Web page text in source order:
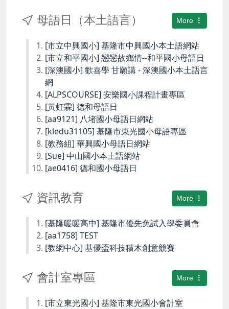
More
母語日（本土語言）
[市立中興國小] 基隆市中興國小本土語網站
[市立和平國小] 戀戀故鄉情--和平國小母語日
[深澳國小] 歡喜學 甘願講 - 深澳國小本土語言
網
[ALPSCOURSE] 安樂國小課程計畫專區
[黃虹霖] 德和母語日
[aa9121] 八堵國小母語日網站
[kledu31105] 基隆市東光國小母語專區
[教務組] 華興國小母語日網站
[Sue] 中山國小本土語網站
[ae0416] 德和國小母語日
More
資訊教育
[基隆暖暖高中] 基隆市優先免試入學委員會
[aa1758] TEST
[教網中心] 基優盃科技積木創意競賽
More
會計室專區
[市立東光國小] 基隆市東光國小會計室